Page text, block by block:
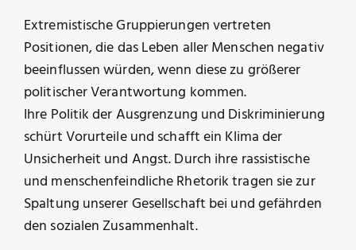
Extremistische Gruppierungen vertreten
Positionen, die das Leben aller Menschen negativ
beeinflussen würden, wenn diese zu größerer
politischer Verantwortung kommen.
Ihre Politik der Ausgrenzung und Diskriminierung
schürt Vorurteile und schafft ein Klima der
Unsicherheit und Angst. Durch ihre rassistische
und menschenfeindliche Rhetorik tragen sie zur
Spaltung unserer Gesellschaft bei und gefährden
den sozialen Zusammenhalt.